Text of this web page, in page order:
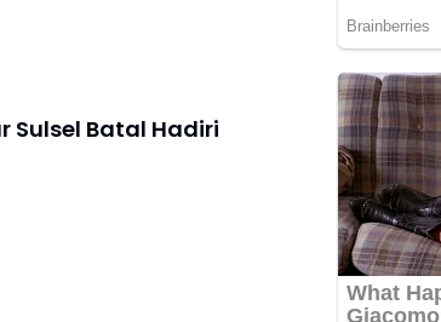
Sulsel Batal Hadiri